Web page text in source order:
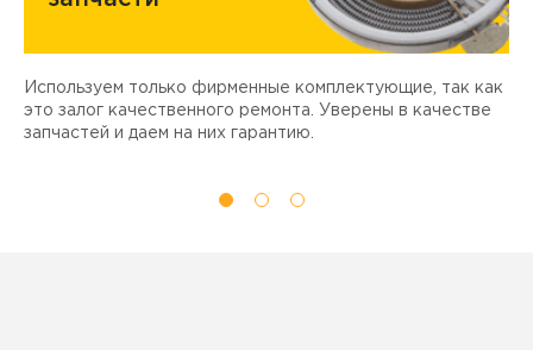
Используем только фирменные комплектующие, так как
это залог качественного ремонта. Уверены в качестве
запчастей и даем на них гарантию.